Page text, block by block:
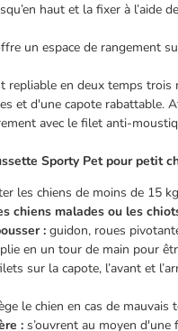
haut et la fixer à
un espace de rangement
repliable en deux temps
et d'une capote rabattable.
avec le filet anti-
Sporty Pet pour petit
les chiens de moins de 15 kg
chiens malades ou les
: guidon, roues
en un tour de main pour
sur la capote, l’avant et
le chien en cas de mauvais
: s’ouvrent au moyen d'une